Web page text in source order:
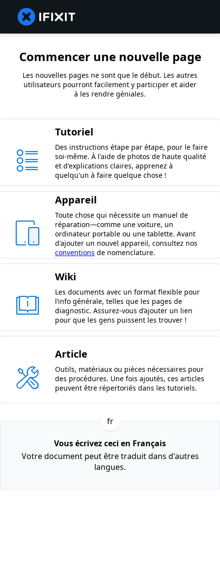
Commencer une nouvelle page
Les nouvelles pages ne sont que le début. Les autres
utilisateurs pourront facilement y participer et aider
à les rendre géniales.
Tutoriel
Des instructions étape par étape, pour le faire
soi-même. À l'aide de photos de haute qualité
et d'explications claires, apprenez à
quelqu'un à faire quelque chose !
Appareil
Toute chose qui nécessite un manuel de
réparation—comme une voiture, un
ordinateur portable ou une tablette. Avant
d'ajouter un nouvel appareil, consultez nos
conventions de nomenclature.
Wiki
Les documents avec un format flexible pour
l’info générale, telles que les pages de
diagnostic. Assurez-vous d’ajouter un lien
pour que les gens puissent les trouver !
Article
Outils, matériaux ou pièces nécessaires pour
des procédures. Une fois ajoutés, ces articles
peuvent être répertoriés dans les tutoriels.
fr
Vous écrivez ceci en Français
Votre document peut être traduit dans d'autres
langues.